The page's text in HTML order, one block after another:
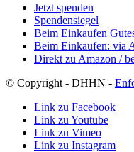
Jetzt spenden
Spendensiegel
Beim Einkaufen
Beim Einkaufen: via
Direkt zu Amazon /
© Copyright - DHHN -
Link zu Facebook
Link zu Youtube
Link zu Vimeo
Link zu Instagram